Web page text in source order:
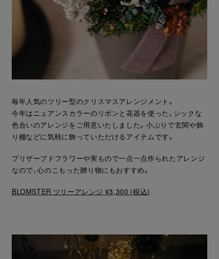
毎年人気のツリー型のクリスマスアレンジメント。
今年はニュアンスカラーのリボンと花器を使った、シックな
色合いのアレンジをご用意いたしました。小ぶりで玄関や飾
り棚などに気軽に飾っていただけるアイテムです。
プリザーブドフラワーや実もので一点一点作られたアレンジ
なので、心のこもった贈り物にもおすすめ。
BLOMSTER ツリーアレンジ ¥3,300 (税込)